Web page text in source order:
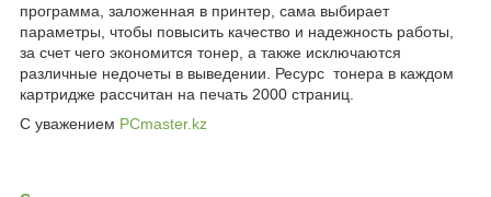
программа, заложенная в принтер, сама выбирает
параметры, чтобы повысить качество и надежность работы,
за счет чего экономится тонер, а также исключаются
различные недочеты в выведении. Ресурс тонера в каждом
картридже рассчитан на печать 2000 страниц.
С уважением PCmaster.kz